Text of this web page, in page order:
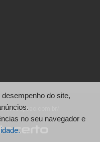
do site,
no seu navegador e